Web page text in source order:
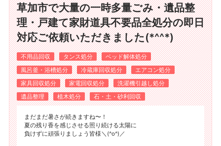
草加市で大量の一時多量ごみ・遺品整
理・戸建て家財道具不要品全処分の即日
対応ご依頼いただきました(*^^*)
不用品回収 タンス処分
ベッド解体処分
風呂釜・浴槽処分
冷蔵庫回収処分
エアコン処分
家具回収処分
家電回収処分
洗濯機引越し処分
遺品整理
植木処分 石・土・砂利回収
まだまだ暑さが続きますね〜！
夏の残り香を感じさせる照り続ける太陽に
負けずに頑張りましょう皆様＼(^o^)／